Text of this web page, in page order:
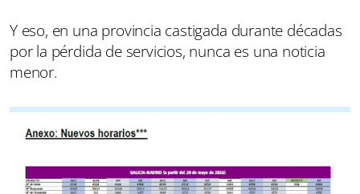
Y eso, en una provincia castigada durante décadas
por la pérdida de servicios, nunca es una noticia
menor.